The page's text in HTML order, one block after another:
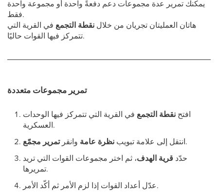
يمكنك تمرير عدة مجموعات دعم دفعةً واحدة أو مجموعة واحدة
فقط.
هاتان العمليتان تجريان من خلال نقطة التجمع في القرية التي
تتمركز فيها القوات حاليًا.
تمرير مجموعات متعددة
افتح نقطة التجمع في القرية التي تتمركز فيها الوحدات
العسكرية.
انتقل إلى علامة تبويب نظرة عامة وانقرتمرير مجمّع
.
حدّد قرية الهدف، ثم اختر مجموعات القوات التي تريد
تمريرها.
عدّل أعداد القوات إذا لزم الأمر ثم أكّد الأمر.